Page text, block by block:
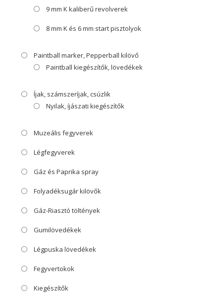
9 mm K kaliberű revolverek
8 mm K és 6 mm start pisztolyok
Paintball marker, Pepperball kilövő
Paintball kiegészítők, lövedékek
Íjak, számszeríjak, csúzlik
Nyilak, íjászati kiegészítők
Muzeális fegyverek
Légfegyverek
Gáz és Paprika spray
Folyadéksugár kilövők
Gáz-Riasztó töltények
Gumilövedékek
Légpuska lövedékek
Fegyvertokok
Kiegészítők